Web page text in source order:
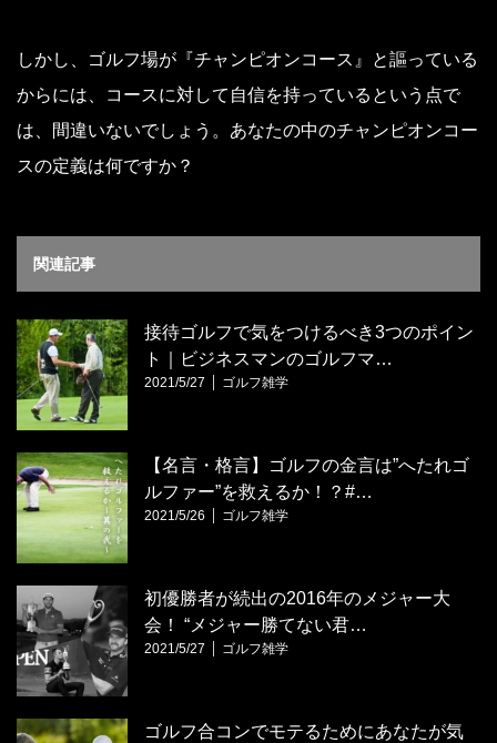
しかし、ゴルフ場が『チャンピオンコース』と謳っている
からには、コースに対して自信を持っているという点で
は、間違いないでしょう。あなたの中のチャンピオンコー
スの定義は何ですか？
関連記事
接待ゴルフで気をつけるべき3つのポイン
ト｜ビジネスマンのゴルフマ…
2021/5/27 ゴルフ雑学
【名言・格言】ゴルフの金言は”へたれゴ
ルファー”を救えるか！？#…
2021/5/26 ゴルフ雑学
初優勝者が続出の2016年のメジャー大
会！ “メジャー勝てない君…
2021/5/27 ゴルフ雑学
ゴルフ合コンでモテるためにあなたが気